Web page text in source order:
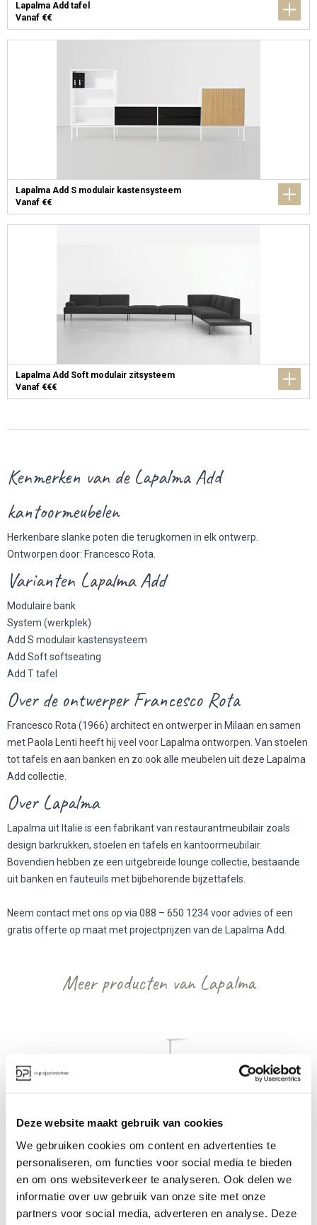
Deze website maakt gebruik van cookies
We gebruiken cookies om content en advertenties te
personaliseren, om functies voor social media te bieden
en om ons websiteverkeer te analyseren. Ook delen we
informatie over uw gebruik van onze site met onze
partners voor social media, adverteren en analyse. Deze
Lapalma Add tafel
Vanaf €€
Lapalma Add S modulair kastensysteem
Vanaf €€
Lapalma Add Soft modulair zitsysteem
Vanaf €€€
Kenmerken van de Lapalma Add
kantoormeubelen
Herkenbare slanke poten die terugkomen in elk ontwerp.
Ontworpen door: Francesco Rota.
Varianten Lapalma Add
Modulaire bank
System (werkplek)
Add S modulair kastensysteem
Add Soft softseating
Add T tafel
Over de ontwerper Francesco Rota
Francesco Rota (1966) architect en ontwerper in Milaan en samen
met Paola Lenti heeft hij veel voor Lapalma ontworpen. Van stoelen
tot tafels en aan banken en zo ook alle meubelen uit deze Lapalma
Add collectie.
Over Lapalma
Lapalma uit Italië is een fabrikant van restaurantmeubilair zoals
design barkrukken, stoelen en tafels en kantoormeubilair.
Bovendien hebben ze een uitgebreide lounge collectie, bestaande
uit banken en fauteuils met bijbehorende bijzettafels.
Neem contact met ons op via 088 – 650 1234 voor advies of een
gratis offerte op maat met projectprijzen van de Lapalma Add.
Meer producten van Lapalma
Lapalma Aaron kruk met tafel